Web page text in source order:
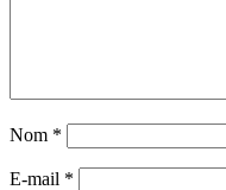
Nom *
E-mail *